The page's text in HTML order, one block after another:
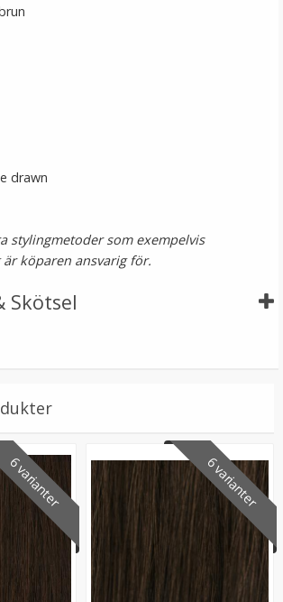
isättning av microringar - Svart
LÄGG I VARUKORG
drawn
stylingmetoder som exempelvis
köparen ansvarig för.
Skötsel
6 varianter 6 varianter